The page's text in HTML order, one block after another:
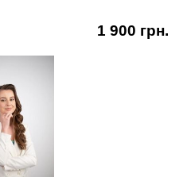
1 900 грн.